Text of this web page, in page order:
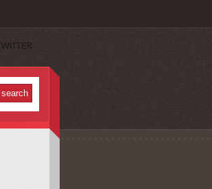
TWITTER